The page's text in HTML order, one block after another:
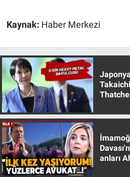
Kaynak: Haber Merkezi
anları
Popüler
Programlar
Sağlık
Spor
Teknoloji
Türkiye'nin Geleceği